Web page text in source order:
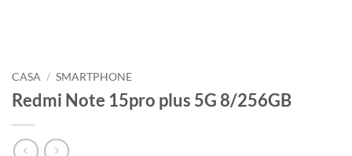
CASA / SMARTPHONE
Redmi Note 15pro plus 5G 8/256GB